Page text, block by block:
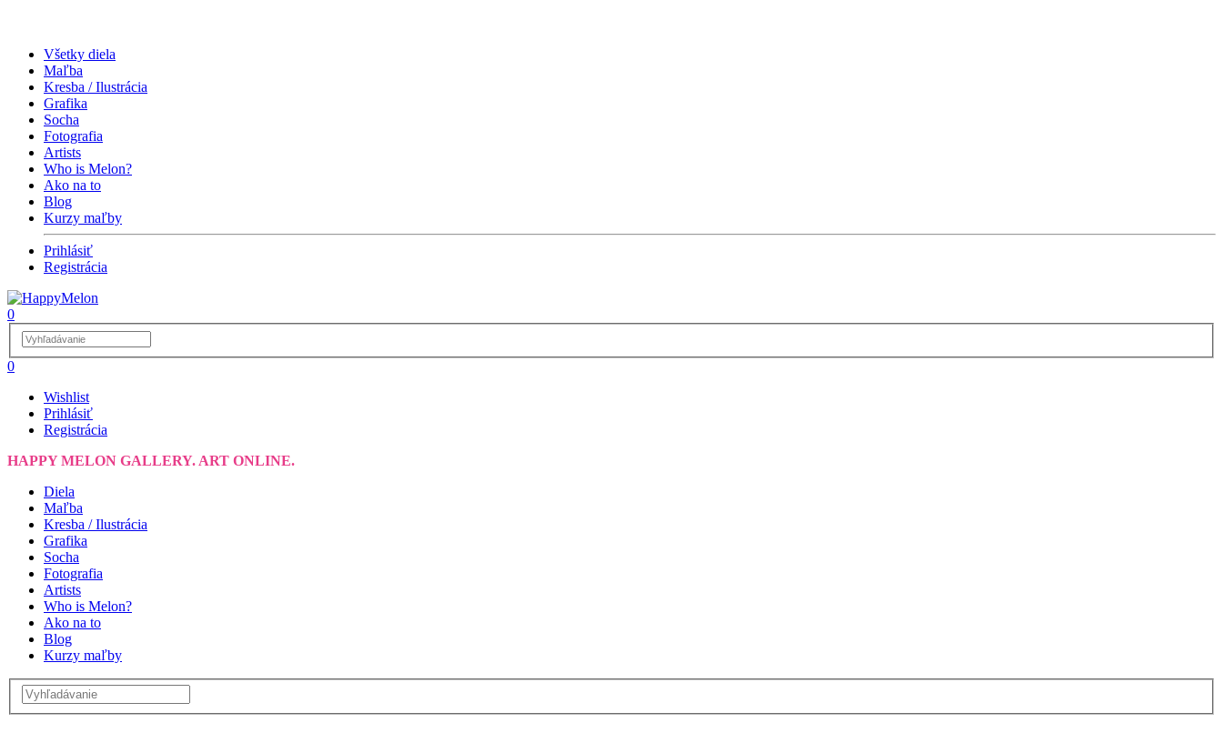
Všetky diela
Maľba
Kresba / Ilustrácia
Grafika
Socha
Fotografia
Artists
Who is Melon?
Ako na to
Blog
Kurzy maľby
Prihlásiť
Registrácia
0
0
Wishlist
Prihlásiť
Registrácia
HAPPY MELON GALLERY. ART ONLINE.
Diela
Maľba
Kresba / Ilustrácia
Grafika
Socha
Fotografia
Artists
Who is Melon?
Ako na to
Blog
Kurzy maľby